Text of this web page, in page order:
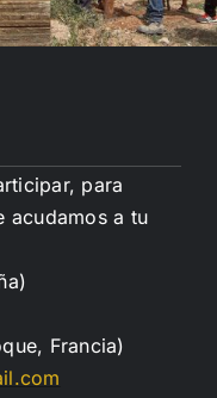
para
acudamos a tu
Francia)